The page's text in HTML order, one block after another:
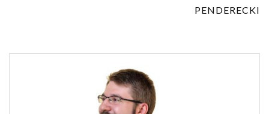
PENDERECKI